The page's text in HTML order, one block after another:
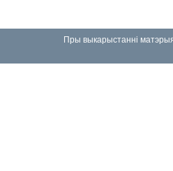
Пры выкарыстанні